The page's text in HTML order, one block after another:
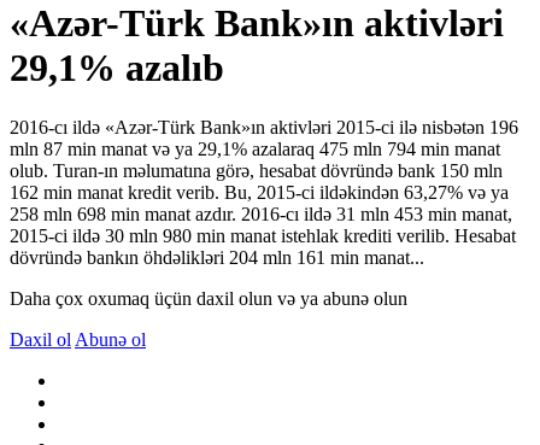
«Azər-Türk Bank»ın aktivləri
29,1% azalıb
2016-cı ildə «Azər-Türk Bank»ın aktivləri 2015-ci ilə nisbətən 196
mln 87 min manat və ya 29,1% azalaraq 475 mln 794 min manat
olub. Turan-ın məlumatına görə, hesabat dövründə bank 150 mln
162 min manat kredit verib. Bu, 2015-ci ildəkindən 63,27% və ya
258 mln 698 min manat azdır. 2016-cı ildə 31 mln 453 min manat,
2015-ci ildə 30 mln 980 min manat istehlak krediti verilib. Hesabat
dövründə bankın öhdəlikləri 204 mln 161 min manat...
Daha çox oxumaq üçün daxil olun və ya abunə olun
Daxil ol Abunə ol